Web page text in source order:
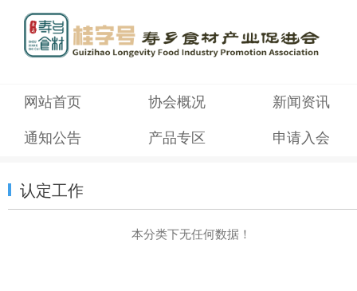
网站首页 协会概况 新闻资讯
通知公告 产品专区 申请入会
认定工作
本分类下无任何数据！